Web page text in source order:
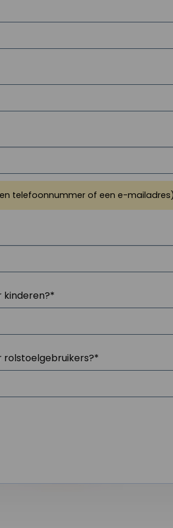
telefoonnummer of een e-
kinderen?*
rolstoelgebruikers?*